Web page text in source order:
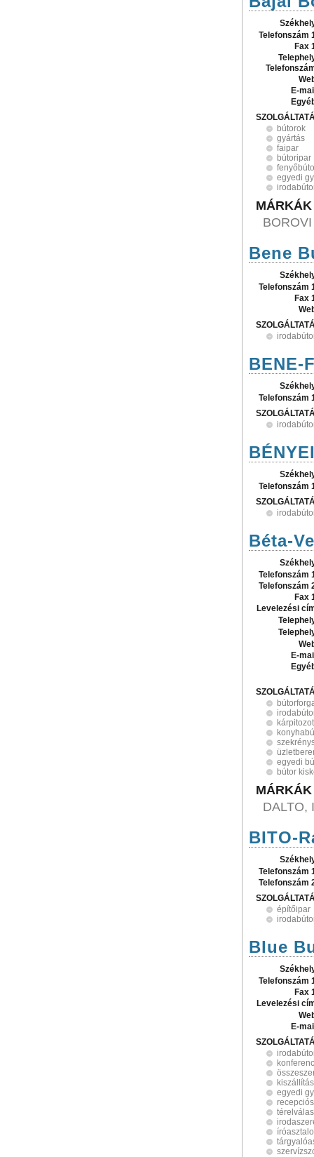
Telefonszám
Fax
E-
bútorok
gyártás
faipar
bútoripar
egyedi
MÁRKÁK
Bene
Telefonszám
Fax
BENE-
Telefonszám
Telefonszám
Béta-
Telefonszám
Telefonszám
Fax
Levelezési
E-
egyedi
bútor
MÁRKÁK
DALTO,
BITO-
Telefonszám
Telefonszám
építőipar
Blue
Telefonszám
Fax
Levelezési
E-
kiszállítás
egyedi